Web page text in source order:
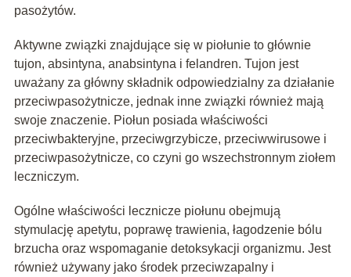
pasożytów.
Aktywne związki znajdujące się w piołunie to głównie
tujon, absintyna, anabsintyna i felandren. Tujon jest
uważany za główny składnik odpowiedzialny za działanie
przeciwpasożytnicze, jednak inne związki również mają
swoje znaczenie. Piołun posiada właściwości
przeciwbakteryjne, przeciwgrzybicze, przeciwwirusowe i
przeciwpasożytnicze, co czyni go wszechstronnym ziołem
leczniczym.
Ogólne właściwości lecznicze piołunu obejmują
stymulację apetytu, poprawę trawienia, łagodzenie bólu
brzucha oraz wspomaganie detoksykacji organizmu. Jest
również używany jako środek przeciwzapalny i